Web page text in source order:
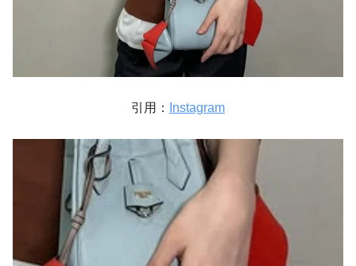
引用： Instagram